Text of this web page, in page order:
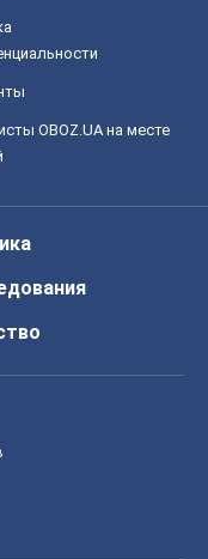
OBOZ.UA на месте